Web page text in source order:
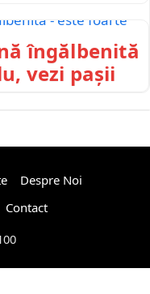
îngălbenită
vezi pașii
Despre Noi
Contact